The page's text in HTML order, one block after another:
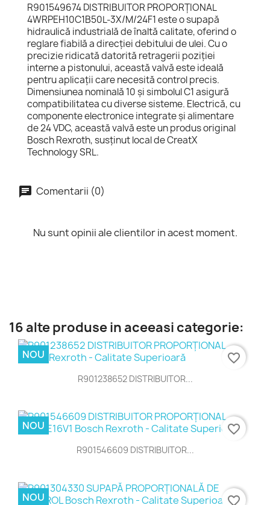
R901549674 DISTRIBUITOR PROPORŢIONAL
4WRPEH10C1B50L-3X/M/24F1 este o supapă
hidraulică industrială de înaltă calitate, oferind o
reglare fiabilă a direcției debitului de ulei. Cu o
precizie ridicată datorită retragerii poziției
interne a pistonului, această valvă este ideală
pentru aplicații care necesită control precis.
Dimensiunea nominală 10 și simbolul C1 asigură
compatibilitatea cu diverse sisteme. Electrică, cu
componente electronice integrate și alimentare
de 24 VDC, această valvă este un produs original
Bosch Rexroth, susținut local de CreatX
Technology SRL.
Comentarii (0)
Nu sunt opinii ale clientilor in acest moment.
16 alte produse in aceeasi categorie:
R901238652 DISTRIBUITOR...
NOU favorite_border
R901546609 DISTRIBUITOR...
NOU favorite_border
NOU favorite_border